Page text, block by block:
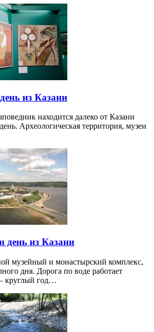
из Казани
находится далеко от Казани
Археологическая территория, музеи
день из Казани
музейный и монастырский комплекс,
дня. Дорога по воде работает
круглый год…